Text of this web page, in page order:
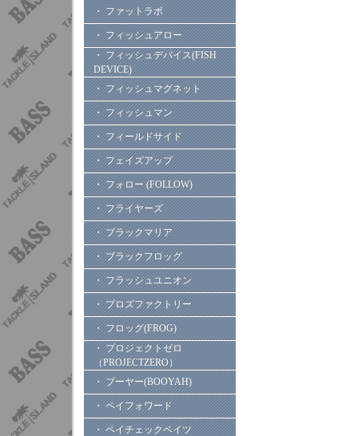
・ ファットラボ
・ フィッシュアロー
・ フィッシュデバイス(FISH
DEVICE)
・ フィッシュマグネット
・ フィッシュマン
・ フィールドサイド
・ フェイズアップ
・ フォロー (FOLLOW)
・ フライヤーズ
・ ブラックマリア
・ ブラックフロッグ
・ フラッシュユニオン
・ プロズファクトリー
・ フロッグ(FROG)
・ プロジェクトゼロ
（PROJECTZERO）
・ ブーヤー(BOOYAH)
・ ペイフォワード
・ ペイチェックベイツ